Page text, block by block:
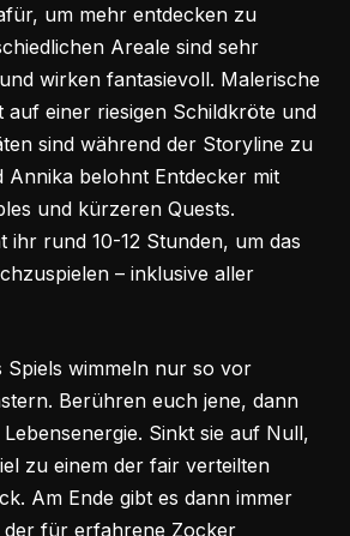
um mehr entdecken zu
Areale sind sehr
wirken fantasievoll. Malerische
auf einer riesigen Schildkröte und
sind während der Storyline zu
Annika belohnt Entdecker mit
und kürzeren Quests.
ihr rund 10-12 Stunden, um das
– inklusive aller
Spiels wimmeln nur so vor
Berühren euch jene, dann
Sinkt sie auf Null,
zu einem der fair verteilten
Am Ende gibt es dann immer
der für erfahrene Zocker